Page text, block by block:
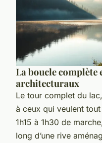
La boucle complète
architecturaux
Le tour complet du
à ceux qui veulent
1h15 à 1h30 de
long d’une rive